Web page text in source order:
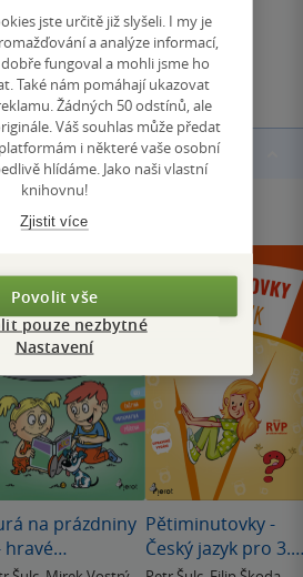
Přidat hodnocení
na prázdniny
hravé
Pětiminutovky -
Český jazyk pro 3.
jste určitě již slyšeli. I my je
a analýze informací,
fungoval a mohli jsme ho
Také nám pomáhají ukazovat
Žádných 50 odstínů, ale
Váš souhlas může předat
i některé vaše osobní
hlídáme. Jako naši vlastní
knihovnu!
Zjistit více
Povolit vše
pouze nezbytné
Nastavení